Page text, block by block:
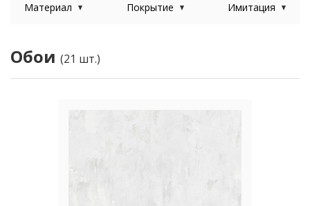
Материал
Покрытие Имитация
Обои (21 шт.)